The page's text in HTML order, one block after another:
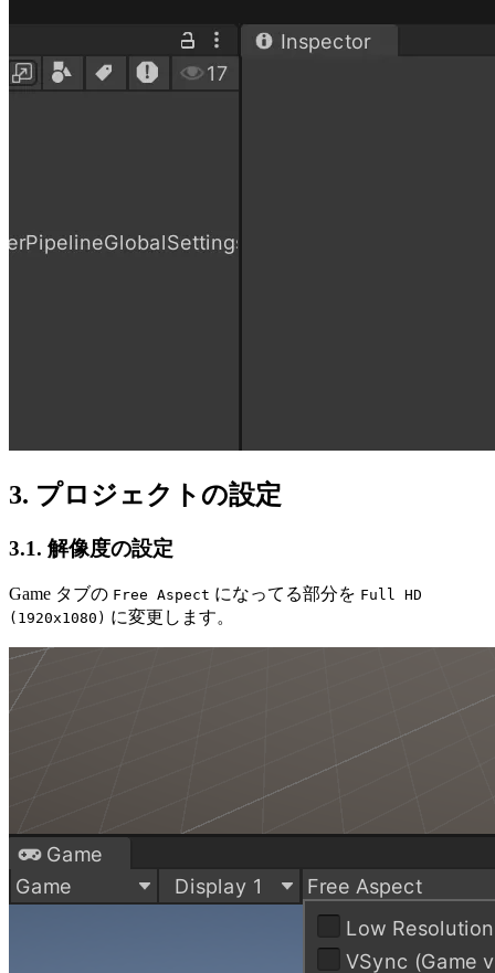
3. プロジェクトの設定
3.1. 解像度の設定
Game タブの Free Aspect になってる部分を Full HD
(1920x1080) に変更します。